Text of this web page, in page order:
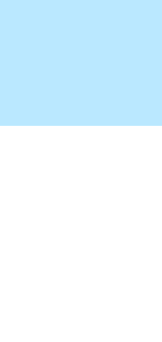
繪畫比賽